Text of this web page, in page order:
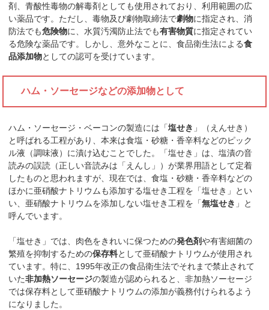
剤、青酸性毒物の解毒剤としても使用されており、利用範囲の広
い薬品です。ただし、毒物及び劇物取締法で劇物に指定され、消
防法でも危険物に、水質汚濁防止法でも有害物質に指定されてい
る危険な薬品です。しかし、意外なことに、食品衛生法による食
品添加物としての認可を受けています。
ハム・ソーセージなどの添加物として
ハム・ソーセージ・ベーコンの製造には「塩せき 」（えんせき）
と呼ばれる工程があり、本来は食塩・砂糖・香辛料などのピック
ル液（調味液）に漬け込むことでした。「塩せき」は、塩漬の音
読みの誤読（正しい音読みは「えんし」）が業界用語として定着
したものと思われますが、現在では、食塩・砂糖・香辛料などの
ほかに亜硝酸ナトリウムも添加する塩せき工程を「塩せき」とい
い、亜硝酸ナトリウムを添加しない塩せき工程を「無塩せき 」と
呼んでいます。
「塩せき」では、肉色をきれいに保つための発色剤や有害細菌の
繁殖を抑制するための保存料として亜硝酸ナトリウムが使用され
ています。特に、1995年改正の食品衛生法でそれまで禁止されて
いた非加熱ソーセージの製造が認められると、非加熱ソーセージ
では保存料として亜硝酸ナトリウムの添加が義務付けられるよう
になりました。